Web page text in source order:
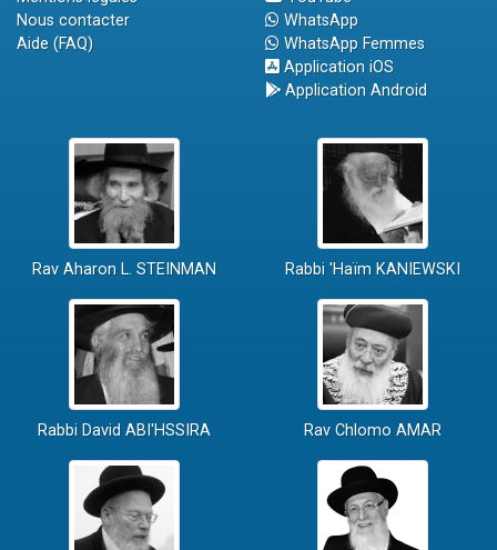
Nous contacter
Aide (FAQ)
WhatsApp
WhatsApp Femmes
Application iOS
Application Android
Rav Aharon L. STEINMAN Rabbi 'Haïm KANIEWSKI
Rabbi David ABI'HSSIRA Rav Chlomo AMAR